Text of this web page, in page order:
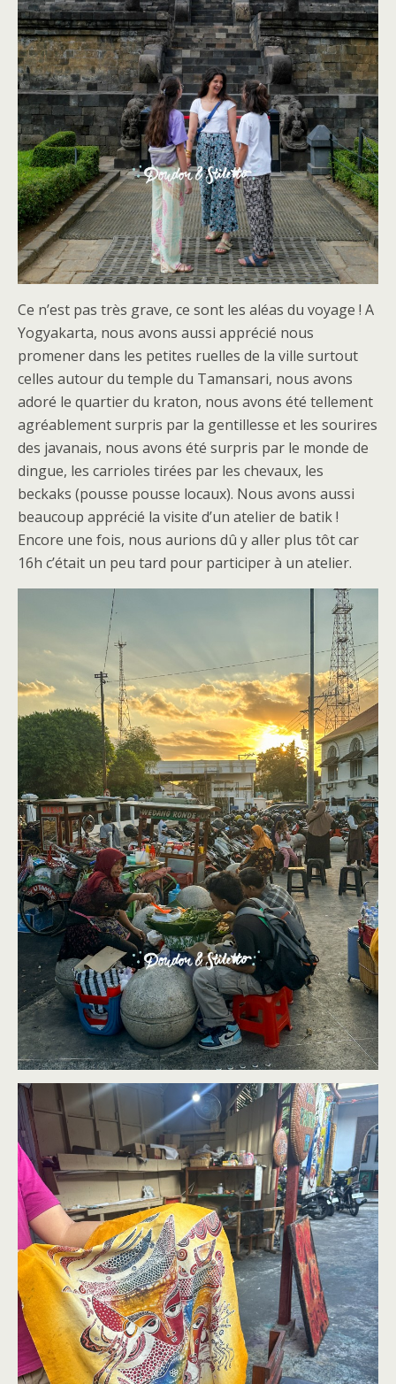
Ce n’est pas très grave, ce sont les aléas du voyage ! A
Yogyakarta, nous avons aussi apprécié nous
promener dans les petites ruelles de la ville surtout
celles autour du temple du Tamansari, nous avons
adoré le quartier du kraton, nous avons été tellement
agréablement surpris par la gentillesse et les sourires
des javanais, nous avons été surpris par le monde de
dingue, les carrioles tirées par les chevaux, les
beckaks (pousse pousse locaux). Nous avons aussi
beaucoup apprécié la visite d’un atelier de batik !
Encore une fois, nous aurions dû y aller plus tôt car
16h c’était un peu tard pour participer à un atelier.